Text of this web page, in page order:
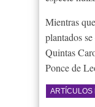
Mientras
plantados
Quintas
Ponce de
ARTÍCULOS